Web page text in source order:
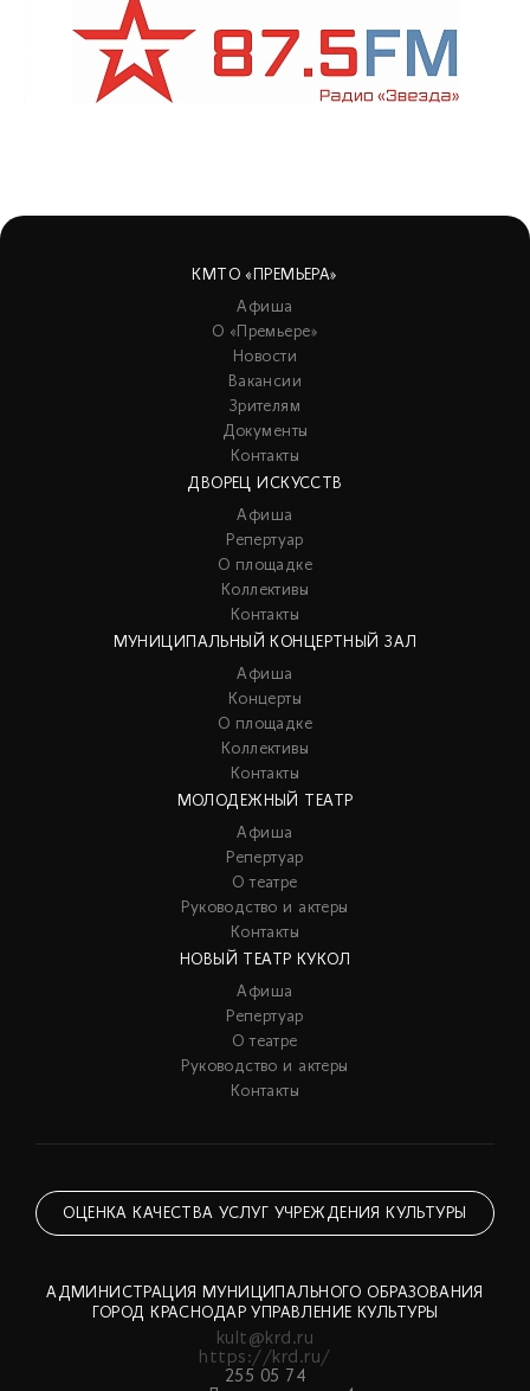
КМТО «ПРЕМЬЕРА»
Афиша
О «Премьере»
Новости
Вакансии
Зрителям
Документы
Контакты
ДВОРЕЦ ИСКУССТВ
Афиша
Репертуар
О площадке
Коллективы
Контакты
МУНИЦИПАЛЬНЫЙ КОНЦЕРТНЫЙ ЗАЛ
Афиша
Концерты
О площадке
Коллективы
Контакты
МОЛОДЕЖНЫЙ ТЕАТР
Афиша
Репертуар
О театре
Руководство и актеры
Контакты
НОВЫЙ ТЕАТР КУКОЛ
Афиша
Репертуар
О театре
Руководство и актеры
Контакты
ОЦЕНКА КАЧЕСТВА УСЛУГ УЧРЕЖДЕНИЯ КУЛЬТУРЫ
АДМИНИСТРАЦИЯ МУНИЦИПАЛЬНОГО ОБРАЗОВАНИЯ
ГОРОД КРАСНОДАР УПРАВЛЕНИЕ КУЛЬТУРЫ
kult@krd.ru
https://krd.ru/
255 05 74